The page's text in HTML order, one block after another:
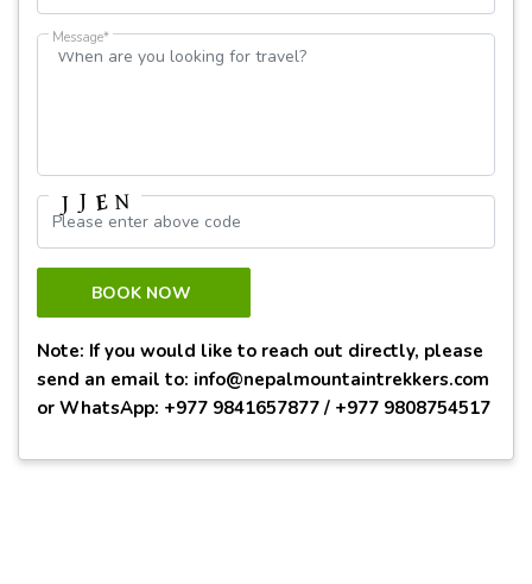
Message*
BOOK NOW
Note: If you would like to reach out directly, please
send an email to: info@nepalmountaintrekkers.com
or WhatsApp: +977 9841657877 / +977 9808754517